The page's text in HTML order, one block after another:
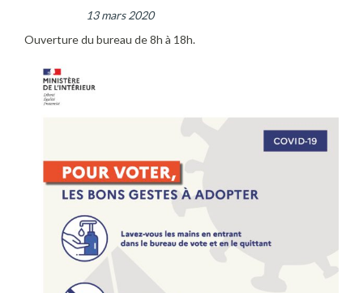
13 mars 2020
Ouverture du bureau de 8h à 18h.